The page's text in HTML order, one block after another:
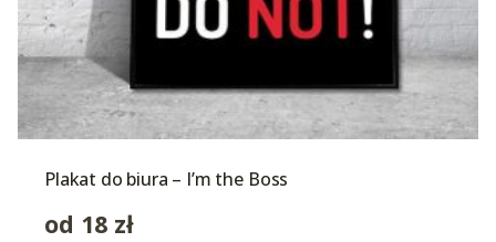
Plakat do biura – I’m the Boss
od 18 zł